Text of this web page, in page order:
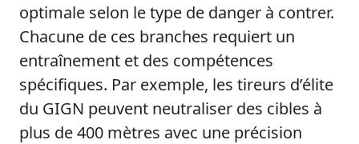
optimale selon le type de danger à contrer.
Chacune de ces branches requiert un
entraînement et des compétences
spécifiques. Par exemple, les tireurs d’élite
du GIGN peuvent neutraliser des cibles à
plus de 400 mètres avec une précision